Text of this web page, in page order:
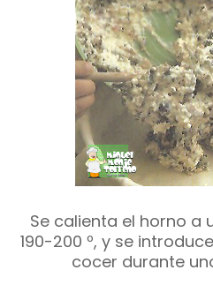
Se calienta el horno a
190-200 º, y se
cocer durante